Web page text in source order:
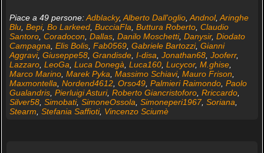
Piace a 49 persone:Adblacky, Alberto Dall'oglio, Andnol, Aringhe
Blu, Bepi, Bo Larkeed, BucciaFla Buttura Roberto, Claudio
Santoro, Coradocon Dallas, Danilo Moschetti, Danysir, Diodato
Campagna Elis Bolis, Fab0569, Gabriele Bartozzi, Gianni
Aggravi, Giuseppe58, Grandisde, I-disa Jonathan68, Jooferr,
Lazzaro, LeoGa Luca Donegà Luca160, Lucycor, M.ghise,
Marco Marino, Marek Pyka Massimo Schiavi, Mauro Frison
Maxmontella Nordend4612, Orso49, Palmieri Raimondo, Paolo
Gualandris, Pierluigi Asturi, Roberto Giancristoforo, Rriccardo,
Silver58, Simobati, SimoneOssola Simoneperi1967, Soriana
Stearm Stefania Saffioti, Vincenzo Sciumè